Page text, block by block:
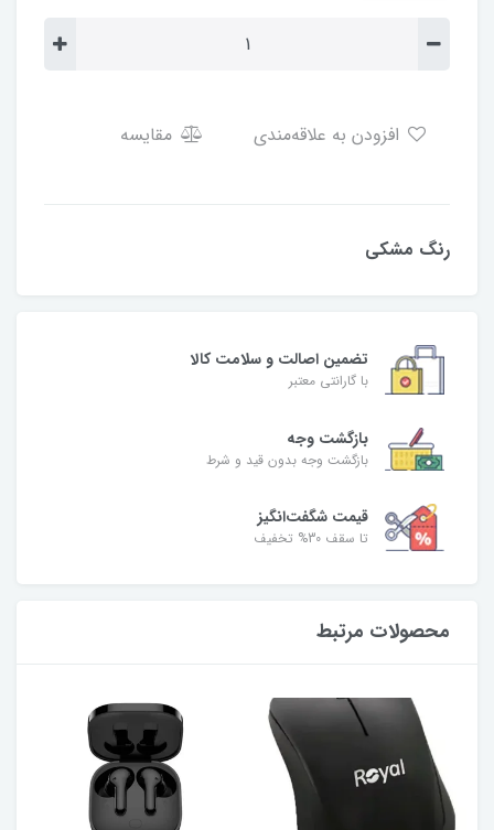
مقایسه
رنگ مشکی
تضمین اصالت و سلامت کالا
با گارانتی معتبر
بازگشت وجه
بازگشت وجه بدون قید و شرط
قیمت شگفت‌انگیز
تا سقف 30% تخفیف
محصولات مرتبط